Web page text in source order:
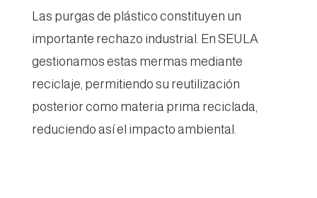
Las purgas de plástico constituyen un
importante rechazo industrial. En SEULA
gestionamos estas mermas mediante
reciclaje, permitiendo su reutilización
posterior como materia prima reciclada,
reduciendo así el impacto ambiental.